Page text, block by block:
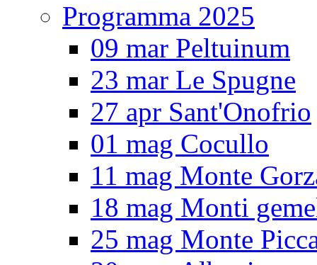
Programma 2025
09 mar Peltuinum
23 mar Le Spugne
27 apr Sant'Onofrio
01 mag Cocullo
11 mag Monte
18 mag Monti
25 mag Monte